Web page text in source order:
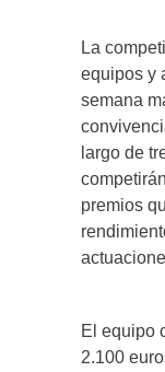
La
equipos y
semana
largo de
premios
El equipo
2.100